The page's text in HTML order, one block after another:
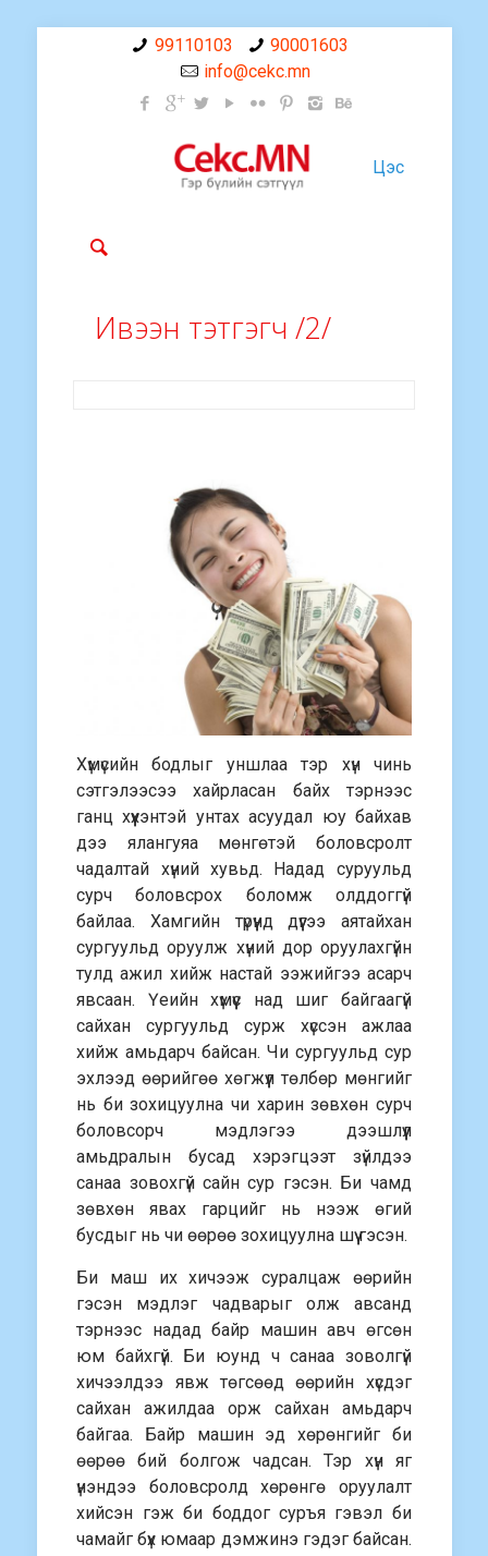
99110103
90001603
info@cekc.mn
Цэс
Ивээн тэтгэгч /2/
Хүмүсийн бодлыг уншлаа тэр хүн чинь
сэтгэлээсээ хайрласан байх тэрнээс
ганц хүүхэнтэй унтах асуудал юу байхав
дээ ялангуяа мөнгөтэй боловсролт
чадалтай хүний хувьд. Надад суруульд
сурч боловсрох боломж олддоггүй
байлаа. Хамгийн түрүүнд дүүгээ аятайхан
сургуульд оруулж хүний дор оруулахгүйн
тулд ажил хийж настай ээжийгээ асарч
явсаан. Үеийн хүмүүс над шиг байгаагүй
сайхан сургуульд сурж хүссэн ажлаа
хийж амьдарч байсан. Чи сургуульд сур
эхлээд өөрийгөө хөгжүүл төлбөр мөнгийг
нь би зохицуулна чи харин зөвхөн сурч
боловсорч мэдлэгээ дээшлүүл
амьдралын бусад хэрэгцээт зүйлдээ
санаа зовохгүй сайн сур гэсэн. Би чамд
зөвхөн явах гарцийг нь нээж өгий
бусдыг нь чи өөрөө зохицуулна шүү гэсэн.
Би маш их хичээж суралцаж өөрийн
гэсэн мэдлэг чадварыг олж авсанд
тэрнээс надад байр машин авч өгсөн
юм байхгүй. Би юунд ч санаа зоволгүй
хичээлдээ явж төгсөөд өөрийн хүсдэг
сайхан ажилдаа орж сайхан амьдарч
байгаа. Байр машин эд хөрөнгийг би
өөрөө бий болгож чадсан. Тэр хүн яг
үнэндээ боловсролд хөрөнгө оруулалт
хийсэн гэж би боддог суръя гэвэл би
чамайг бүх юмаар дэмжинэ гэдэг байсан.